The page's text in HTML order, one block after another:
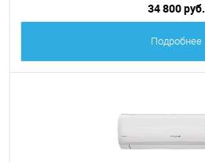
34 800 руб.
Подробнее